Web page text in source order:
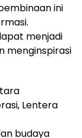
ini
menjadi
menginspirasi
Lentera
budaya